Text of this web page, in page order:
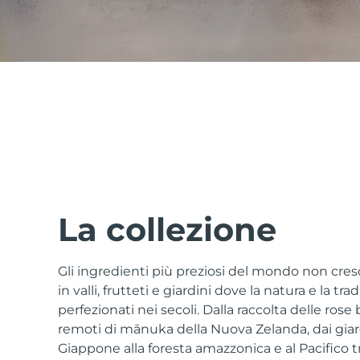
La collezione
Gli ingredienti più preziosi del mondo non
in valli, frutteti e giardini dove la natura e la
perfezionati nei secoli. Dalla raccolta delle rose
remoti di mānuka della Nuova Zelanda, dai
Giappone alla foresta amazzonica e al Pacifico
Offerte speciali Bestseller